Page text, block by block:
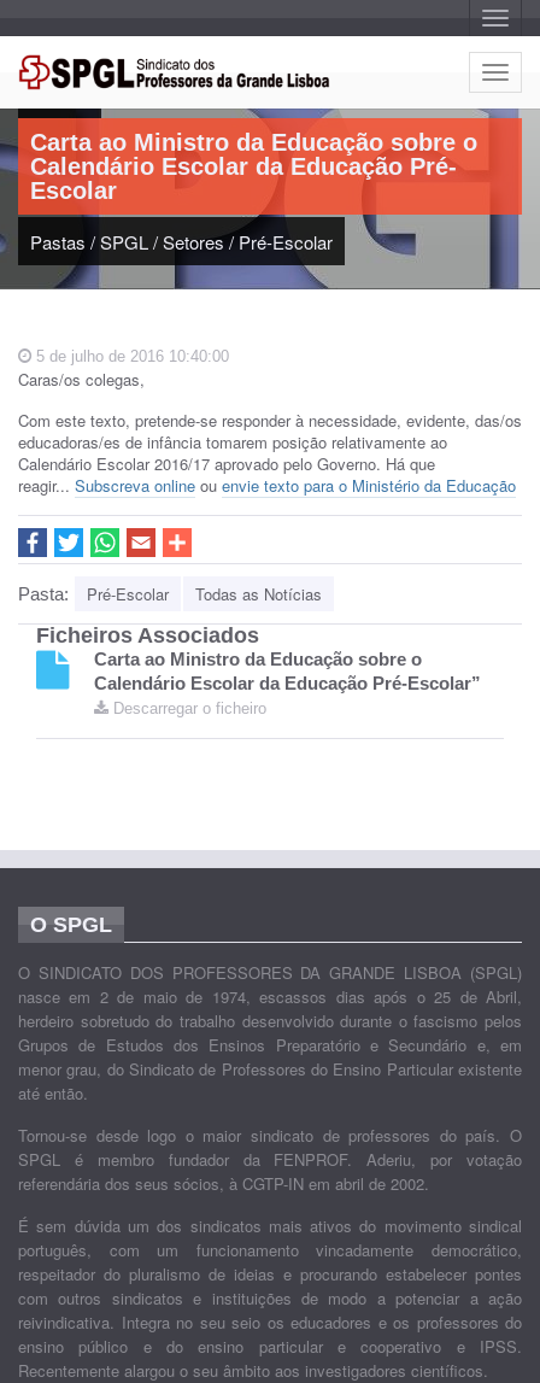
A
l
t
e
r
a
g
o
A
l
t
a
a
ç
Artigo:
Carta ao Ministro da Educação sobre o
Calendário Escolar da Educação Pré-
Escolar
Pastas /SPGL/Setores/Pré-Escolar
5 de julho de 2016 10:40:00
Caras/os colegas,
Com este texto, pretende-se responder à necessidade, evidente, das/os
educadoras/es de infância tomarem posição relativamente ao
Calendário Escolar 2016/17 aprovado pelo Governo. Há que
reagir... Subscreva online ou envie texto para o Ministério da Educação
Pasta: Pré-Escolar Todas as Notícias
Ficheiros Associados
Carta ao Ministro da Educação sobre o
Calendário Escolar da Educação Pré-Escolar”
Descarregar o ficheiro
O SPGL
O SINDICATO DOS PROFESSORES DA GRANDE LISBOA (SPGL)
nasce em 2 de maio de 1974, escassos dias após o 25 de Abril,
herdeiro sobretudo do trabalho desenvolvido durante o fascismo pelos
Grupos de Estudos dos Ensinos Preparatório e Secundário e, em
menor grau, do Sindicato de Professores do Ensino Particular existente
até então.
Tornou-se desde logo o maior sindicato de professores do país. O
SPGL é membro fundador da FENPROF. Aderiu, por votação
referendária dos seus sócios, à CGTP-IN em abril de 2002.
É sem dúvida um dos sindicatos mais ativos do movimento sindical
português, com um funcionamento vincadamente democrático,
respeitador do pluralismo de ideias e procurando estabelecer pontes
com outros sindicatos e instituições de modo a potenciar a ação
reivindicativa. Integra no seu seio os educadores e os professores do
ensino público e do ensino particular e cooperativo e IPSS.
Recentemente alargou o seu âmbito aos investigadores científicos.